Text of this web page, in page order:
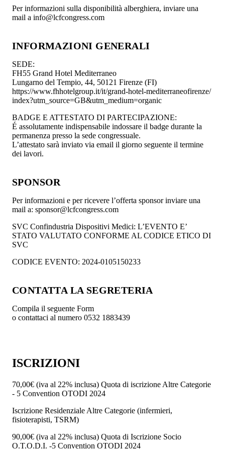
Per informazioni sulla disponibilità alberghiera, inviare una
mail a info@lcfcongress.com
INFORMAZIONI GENERALI
SEDE:
FH55 Grand Hotel Mediterraneo
Lungarno del Tempio, 44, 50121 Firenze (FI)
https://www.fhhotelgroup.it/it/grand-hotel-mediterraneofirenze/
index?utm_source=GB&utm_medium=organic
BADGE E ATTESTATO DI PARTECIPAZIONE:
É assolutamente indispensabile indossare il badge durante la
permanenza presso la sede congressuale.
L’attestato sarà inviato via email il giorno seguente il termine
dei lavori.
SPONSOR
Per informazioni e per ricevere l’offerta sponsor inviare una
mail a: sponsor@lcfcongress.com
SVC Confindustria Dispositivi Medici: L’EVENTO E’
STATO VALUTATO CONFORME AL CODICE ETICO DI
SVC
CODICE EVENTO: 2024-0105150233
CONTATTA LA SEGRETERIA
Compila il seguente Form
o contattaci al numero 0532 1883439
ISCRIZIONI
70,00€ (iva al 22% inclusa) Quota di iscrizione Altre Categorie
- 5 Convention OTODI 2024
Iscrizione Residenziale Altre Categorie (infermieri,
fisioterapisti, TSRM)
90,00€ (iva al 22% inclusa) Quota di Iscrizione Socio
O.T.O.D.I. -5 Convention OTODI 2024